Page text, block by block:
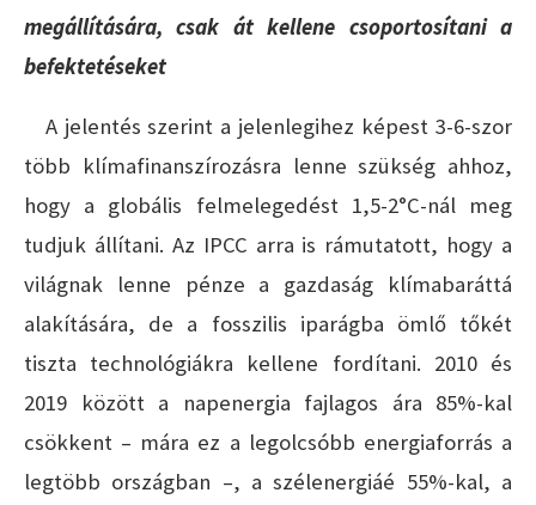
megállítására, csak át kellene csoportosítani a
befektetéseket
A jelentés szerint a jelenlegihez képest 3-6-szor
több klímafinanszírozásra lenne szükség ahhoz,
hogy a globális felmelegedést 1,5-2°C-nál meg
tudjuk állítani. Az IPCC arra is rámutatott, hogy a
világnak lenne pénze a gazdaság klímabaráttá
alakítására, de a fosszilis iparágba ömlő tőkét
tiszta technológiákra kellene fordítani. 2010 és
2019 között a napenergia fajlagos ára 85%-kal
csökkent – mára ez a legolcsóbb energiaforrás a
legtöbb országban –, a szélenergiáé 55%-kal, a